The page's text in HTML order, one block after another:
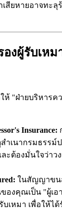
สียหายอาจทะลุ
งผู้รับเหม
ให้ "ฝ่ายบริหารค
Insurance:
ำเนากรมธรรม์
ะต้องมั่นใจว่าว
ในสัญญาขน
องคุณเป็น "ผู้เอ
เหมา เพื่อให้ไ